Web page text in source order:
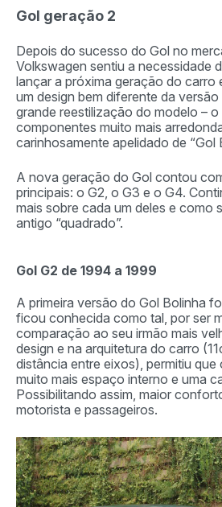
Gol geração 2
Depois do sucesso do Gol no
Volkswagen sentiu a necessidade
lançar a próxima geração do carro
um design bem diferente da versão
grande reestilização do modelo –
componentes muito mais
carinhosamente apelidado de “Gol
A nova geração do Gol contou
principais: o G2, o G3 e o G4.
mais sobre cada um deles e como
antigo “quadrado”.
Gol G2 de 1994 a 1999
A primeira versão do Gol Bolinha
ficou conhecida como tal, por ser
comparação ao seu irmão mais
design e na arquitetura do carro
distância entre eixos), permitiu que
muito mais espaço interno e uma
Possibilitando assim, maior
motorista e passageiros.